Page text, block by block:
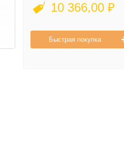
10 366,00 ₽
Быстрая покупка